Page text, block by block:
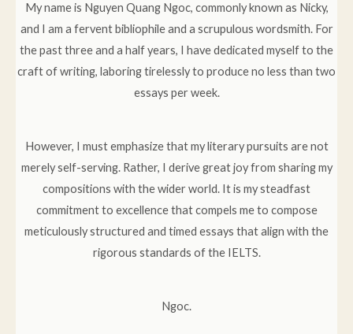
My name is Nguyen Quang Ngoc, commonly known as Nicky,
and I am a fervent bibliophile and a scrupulous wordsmith. For
the past three and a half years, I have dedicated myself to the
craft of writing, laboring tirelessly to produce no less than two
essays per week.
However, I must emphasize that my literary pursuits are not
merely self-serving. Rather, I derive great joy from sharing my
compositions with the wider world. It is my steadfast
commitment to excellence that compels me to compose
meticulously structured and timed essays that align with the
rigorous standards of the IELTS.
Ngoc.